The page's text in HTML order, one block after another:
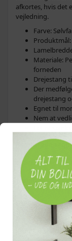
afkortes, hvis det
vejledning.
Farve:
Produktmål:
Materiale:
forneden
Drejestang
Der
drejestang
Egnet til
Nem at
Relaterede
persienne
OFTE